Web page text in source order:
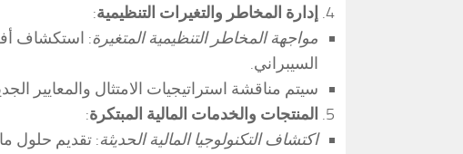
إدارة المخاطر والتغيرات التنظيمية:
مواجهة المخاطر التنظيمية المتغيرة: استكشاف
السيبراني.
سيتم مناقشة استراتيجيات الامتثال والمعايير
المنتجات والخدمات المالية المبتكرة:
اكتشاف التكنولوجيا المالية الحديثة: تقديم حلول